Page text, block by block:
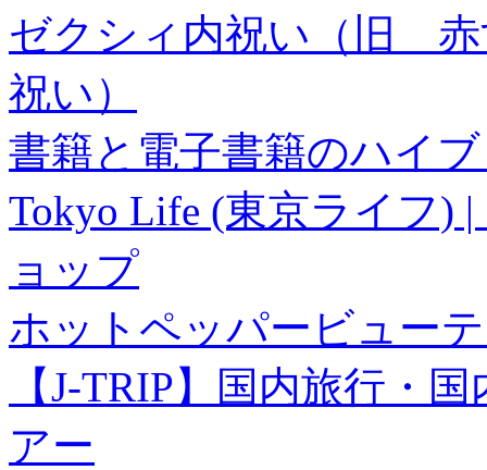
ゼクシィ内祝い（旧 赤
祝い）
書籍と電子書籍のハイ
Tokyo Life (東京ライフ)
ョップ
ホットペッパービュー
【J-TRIP】国内旅行・
アー